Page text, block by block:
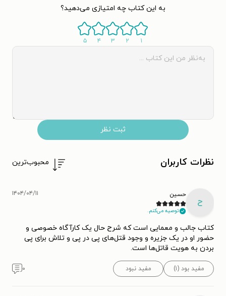
به این کتاب چه امتیازی می‌دهید؟
۱ ۲ ۳ ۴ ۵
ثبت نظر
نظرات کاربران محبوب‌ترین
ح
حسین
توصیه می‌کنم.
۱۴۰۴/۰۴/۱۱
کتاب جالب و معمایی است که شرح حال یک کارآگاه خصوصی و
حضور او در یک جزیره و وجود قتل‌های پی در پی و تلاش برای پی
بردن به هویت قاتل‌ها است.
مفید بود (۱) مفید نبود ۰